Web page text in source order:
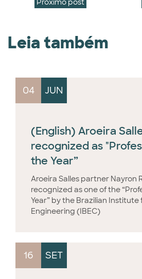
Próximo post
Leia também
04 JUN
(English) Aroeira
recognized as
the Year”
Aroeira Salles partner Nayron
recognized as one of the
Year” by the Brazilian Institute
Engineering (IBEC)
16 SET